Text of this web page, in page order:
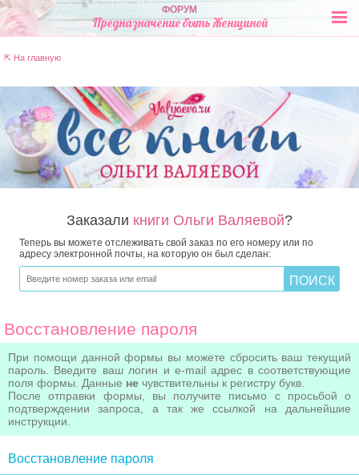
ФОРУМ
Предназначение быть Женщиной
⇱ На главную
Заказали книги Ольги Валяевой?
Теперь вы можете отслеживать свой заказ по его номеру или по
адресу электронной почты, на которую он был сделан:
Восстановление пароля
При помощи данной формы вы можете сбросить ваш текущий
пароль. Введите ваш логин и e-mail адрес в соответствующие
поля формы. Данные не чувствительны к регистру букв.
После отправки формы, вы получите письмо с просьбой о
подтверждении запроса, а так же ссылкой на дальнейшие
инструкции.
Восстановление пароля